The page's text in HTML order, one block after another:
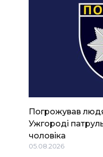
Погрожував
Ужгороді
чоловіка
05.08.2026